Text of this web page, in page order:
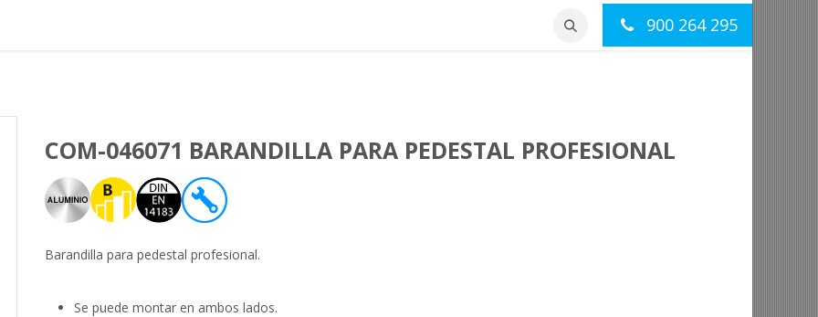
900 264 295
COM-046071 BARANDILLA PARA PEDESTAL PROFESIONAL
Barandilla para pedestal profesional.
Se puede montar en ambos lados.